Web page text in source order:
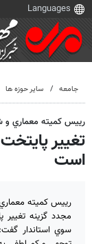
جامعه سایر حوزه ها
رييس كميته معماري و
تغيير
است
رييس كميته
مجدد گزينه تغيير
سوي استاندار